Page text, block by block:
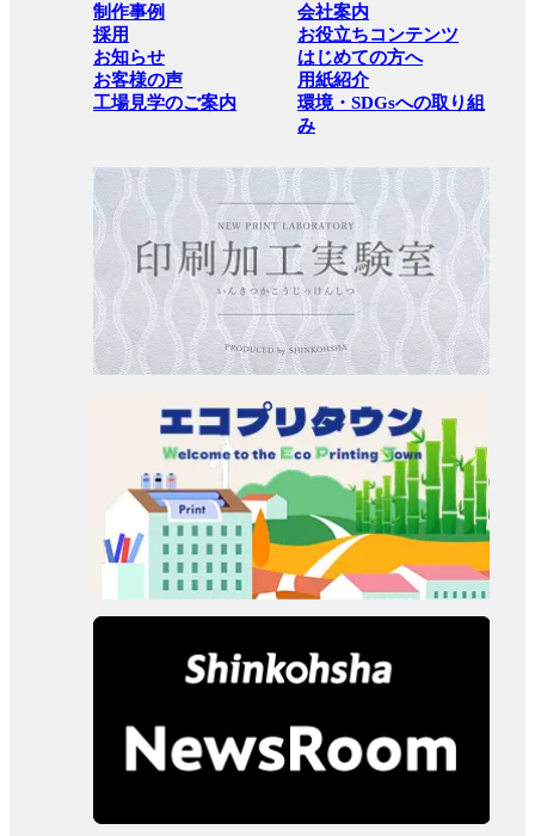
制作事例
会社案内
採用
お役立ちコンテンツ
お知らせ
はじめての方へ
お客様の声
用紙紹介
工場見学のご案内
環境・SDGsへの取り組
み